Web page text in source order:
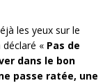
les yeux sur le
« Pas de
dans le bon
passe ratée, une